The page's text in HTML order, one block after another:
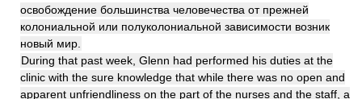
освобождение большинства человечества от прежней
колониальной или полуколониальной зависимости возник
новый мир.
During that past week, Glenn had performed his duties at the
clinic with the sure knowledge that while there was no open and
apparent unfriendliness on the part of the nurses and the staff, a